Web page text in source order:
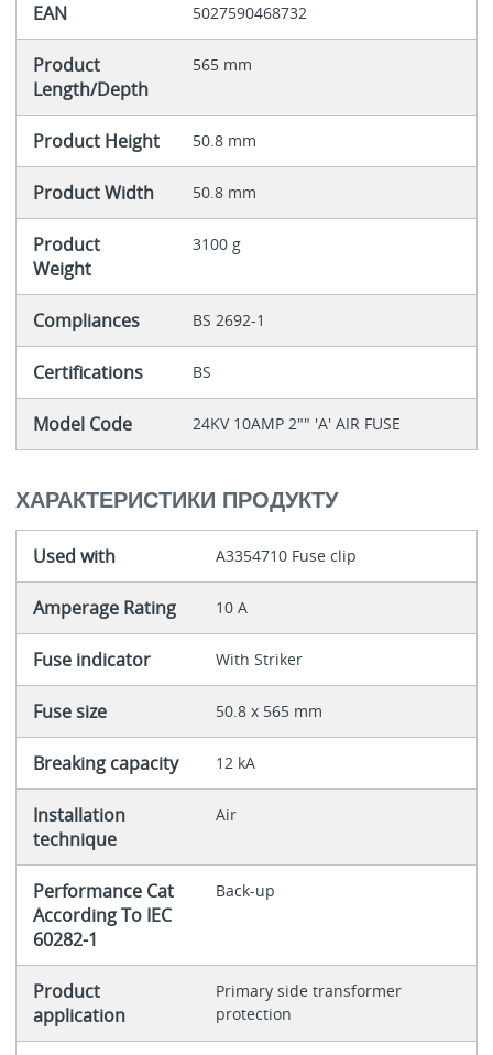
EAN 5027590468732
Product
Length/Depth
565 mm
Product Height 50.8 mm
Product Width 50.8 mm
Product
Weight
3100 g
Compliances BS 2692-1
Certifications BS
Model Code 24KV 10AMP 2"" 'A' AIR FUSE
ХАРАКТЕРИСТИКИ ПРОДУКТУ
Used with A3354710 Fuse clip
Amperage Rating 10 A
Fuse indicator With Striker
Fuse size 50.8 x 565 mm
Breaking capacity 12 kA
Installation
technique
Air
Performance Cat
According To IEC
60282-1
Back-up
Product
application
Primary side transformer
protection